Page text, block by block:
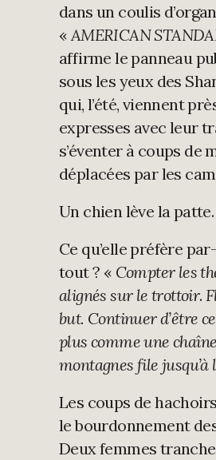
dans un coulis
« AMERICAN
affirme le panneau
sous les yeux des
qui, l’été, viennent
expresses avec leur
s’éventer à coups de
déplacées par les
Un chien lève la patte.
Ce qu’elle préfère
tout ? « Compter les
alignés sur le trottoir.
but. Continuer d’être ce
plus comme une
montagnes file jusqu’à
Les coups de
le bourdonnement
Deux femmes